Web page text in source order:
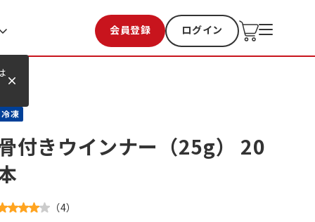
会員登録 ログイン
お気に入り 過去購入
冷凍
付きウインナー（25g） 20
（4）